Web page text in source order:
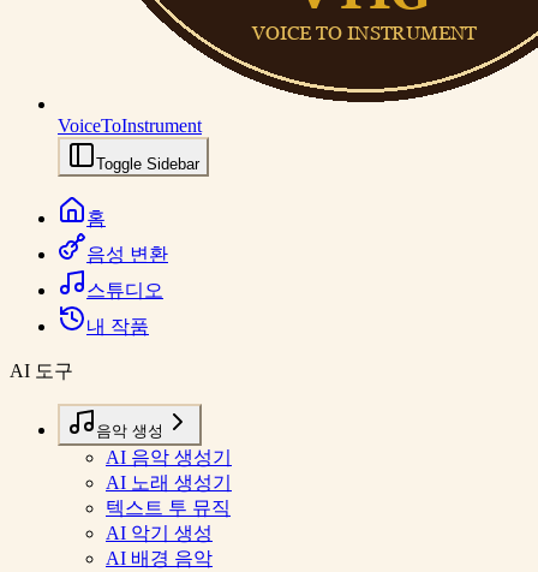
VoiceToInstrument
Toggle Sidebar
홈
음성 변환
스튜디오
내 작품
AI 도구
음악 생성
AI 음악 생성기
AI 노래 생성기
텍스트 투 뮤직
AI 악기 생성
AI 배경 음악